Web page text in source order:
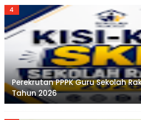
Perekrutan PPPK Guru Sekolah
Tahun 2026